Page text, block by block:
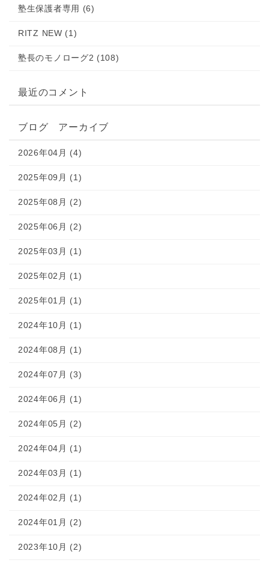
塾生保護者専用 (6)
RITZ NEW (1)
塾長のモノローグ2 (108)
最近のコメント
ブログ アーカイブ
2026年04月 (4)
2025年09月 (1)
2025年08月 (2)
2025年06月 (2)
2025年03月 (1)
2025年02月 (1)
2025年01月 (1)
2024年10月 (1)
2024年08月 (1)
2024年07月 (3)
2024年06月 (1)
2024年05月 (2)
2024年04月 (1)
2024年03月 (1)
2024年02月 (1)
2024年01月 (2)
2023年10月 (2)